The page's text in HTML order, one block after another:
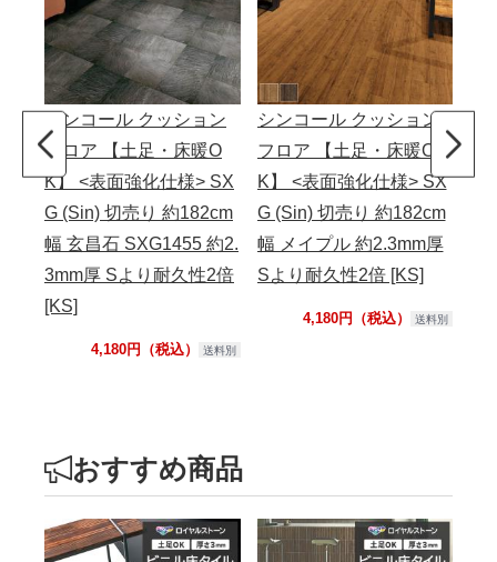
シンコール クッション
フロア 【土足・床暖O
K】 <表面強化仕様> SX
G (Sin) 切売り 約182cm
幅 玄昌石 SXG1455 約2.
3mm厚 Sより耐久性2倍
[KS]
4,180円（税込） 送料別
シンコール クッション
フロア 【土足・床暖O
K】 <表面強化仕様> SX
G (Sin) 切売り 約182cm
幅 メイプル 約2.3mm厚
Sより耐久性2倍 [KS]
4,180円（税込） 送料別
おすすめ商品